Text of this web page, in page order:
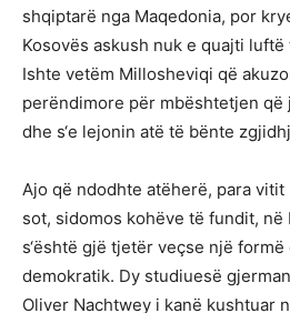
shqiptarë nga Maqedonia, por
Kosovës askush nuk e quajti
Ishte vetëm Millosheviqi që
perëndimore për mbështetjen
dhe s‘e lejonin atë të bënte
Ajo që ndodhte atëherë, para vitit
sot, sidomos kohëve të fundit, në
s‘është gjë tjetër veçse një
demokratik. Dy studiuesë
Oliver Nachtwey i kanë kushtuar